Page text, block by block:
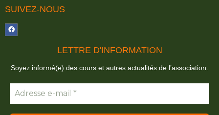
SUIVEZ-NOUS
LETTRE D'INFORMATION
Soyez informé(e) des cours et autres actualités de l’association.